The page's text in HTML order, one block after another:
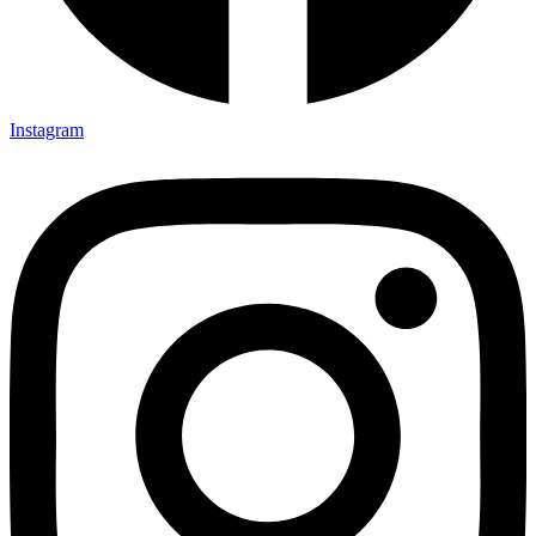
Instagram